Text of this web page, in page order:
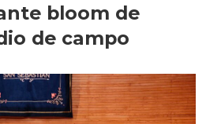
bloom de
de campo